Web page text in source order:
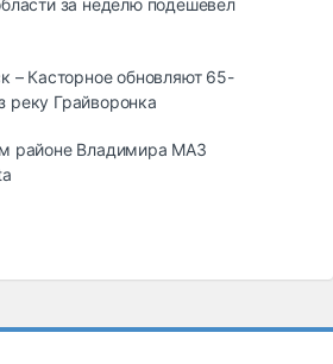
за неделю подешевел
– Касторное обновляют 65-
реку Грайворонка
районе Владимира МАЗ